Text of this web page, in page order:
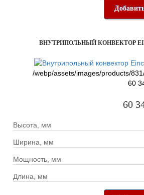
ВНУТРИПОЛЬНЫЙ КОНВЕКТОР
/webp/assets/images/products/
60
60
Высота, мм
Ширина, мм
Мощность, мм
Длина, мм